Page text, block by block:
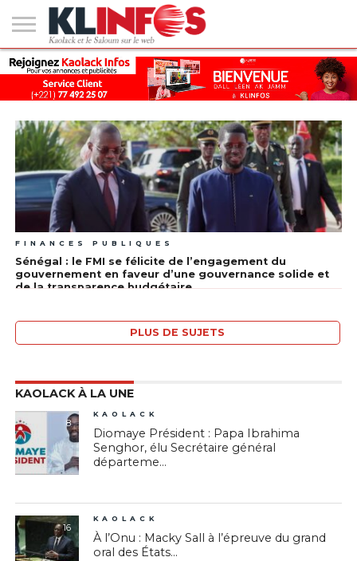
#2
(PAS
DE
TITRE)
KAOLACK
POLITIQUE
ECONOMIE
SOCIÉTÉ
CULTURE
PEOPLE
SPORT
SANTÉ
AFRIQUE
INTERNATIONAL
EMPLOI &
FORMATION
FINANCES PUBLIQUES
Sénégal : le FMI se félicite de l’engagement du
gouvernement en faveur d’une gouvernance solide et
de la transparence budgétaire
PLUS DE SUJETS
KAOLACK À LA UNE
8
KAOLACK
Diomaye Président : Papa Ibrahima
Senghor, élu Secrétaire général
départeme...
16
KAOLACK
À l’Onu : Macky Sall à l’épreuve du grand
oral des États...